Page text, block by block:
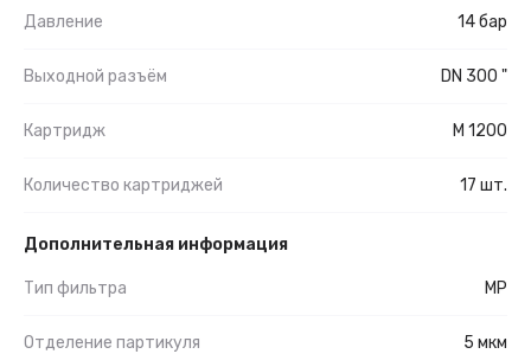
Давление 14 бар
Выходной разъём DN 300 "
Картридж M 1200
Количество картриджей 17 шт.
Дополнительная информация
Тип фильтра MP
Отделение партикуля 5 мкм